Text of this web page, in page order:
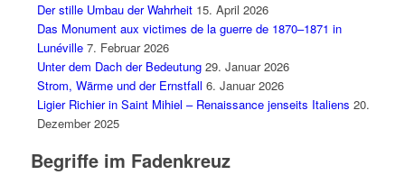
Der stille Umbau der Wahrheit 15. April 2026
Das Monument aux victimes de la guerre de 1870–1871 in
Lunéville 7. Februar 2026
Unter dem Dach der Bedeutung 29. Januar 2026
Strom, Wärme und der Ernstfall 6. Januar 2026
Ligier Richier in Saint Mihiel – Renaissance jenseits Italiens 20.
Dezember 2025
Begriffe im Fadenkreuz